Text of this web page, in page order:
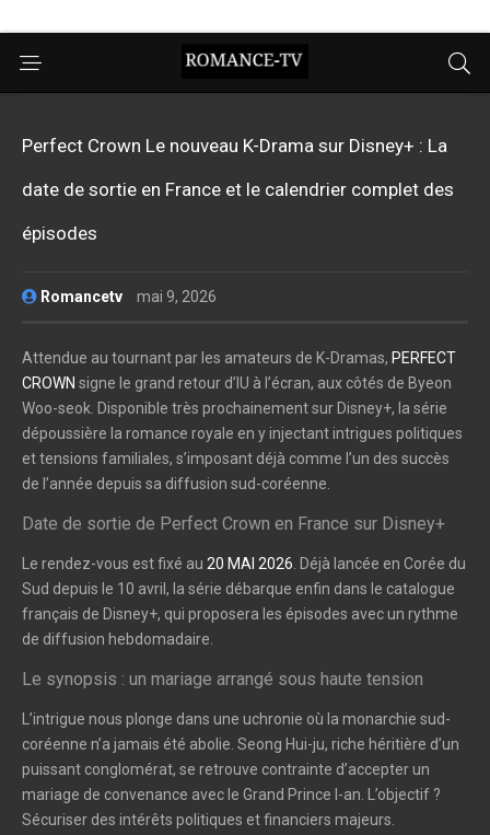
Perfect Crown Le nouveau K-Drama sur Disney+ : La
date de sortie en France et le calendrier complet des
épisodes
Romancetv mai 9, 2026
Attendue au tournant par les amateurs de K-Dramas, PERFECT
CROWN signe le grand retour d’IU à l’écran, aux côtés de Byeon
Woo-seok. Disponible très prochainement sur Disney+, la série
dépoussière la romance royale en y injectant intrigues politiques
et tensions familiales, s’imposant déjà comme l’un des succès
de l’année depuis sa diffusion sud-coréenne.
Date de sortie de Perfect Crown en France sur Disney+
Le rendez-vous est fixé au 20 MAI 2026 . Déjà lancée en Corée du
Sud depuis le 10 avril, la série débarque enfin dans le catalogue
français de Disney+, qui proposera les épisodes avec un rythme
de diffusion hebdomadaire.
Le synopsis : un mariage arrangé sous haute tension
L’intrigue nous plonge dans une uchronie où la monarchie sud-
coréenne n’a jamais été abolie. Seong Hui-ju, riche héritière d’un
puissant conglomérat, se retrouve contrainte d’accepter un
mariage de convenance avec le Grand Prince I-an. L’objectif ?
Sécuriser des intérêts politiques et financiers majeurs.